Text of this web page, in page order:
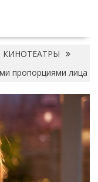
КИНОТЕАТРЫ
пропорциями лица